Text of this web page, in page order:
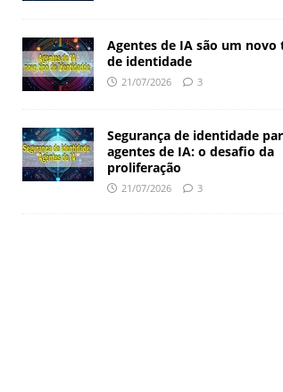
Agentes de IA são um novo
de identidade
21/07/2026 3
Segurança de identidade
agentes de IA: o desafio da
proliferação
21/07/2026 3